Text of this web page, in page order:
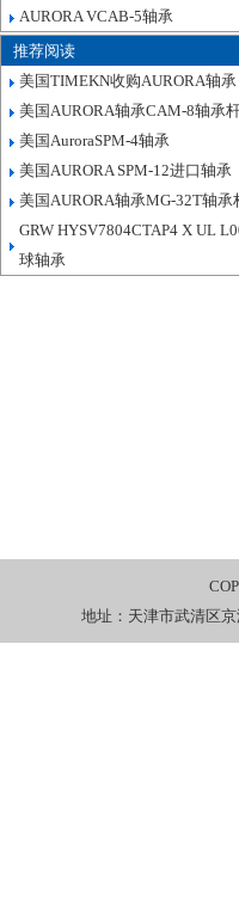
AURORA VCAB-5轴承
推荐阅读
美国TIMEKN收购AURORA轴承
美国AURORA轴承CAM-8轴承
美国AuroraSPM-4轴承
美国AURORA SPM-12进口轴承
美国AURORA轴承MG-32T轴承
GRW HYSV7804CTAP4 X UL
球轴承
地址：天津市武清区